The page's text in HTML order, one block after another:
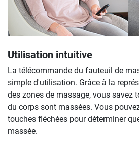
Utilisation intuitive
La télécommande du fauteuil de
simple d'utilisation. Grâce à la
des zones de massage, vous savez
du corps sont massées. Vous
touches fléchées pour déterminer
massée.